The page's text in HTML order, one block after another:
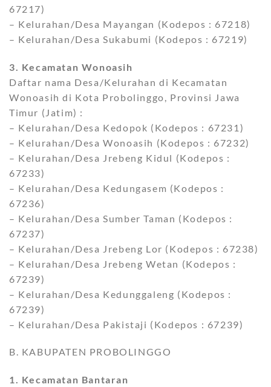
67217)
– Kelurahan/Desa Mayangan (Kodepos : 67218)
– Kelurahan/Desa Sukabumi (Kodepos : 67219)
3. Kecamatan Wonoasih
Daftar nama Desa/Kelurahan di Kecamatan
Wonoasih di Kota Probolinggo, Provinsi Jawa
Timur (Jatim) :
– Kelurahan/Desa Kedopok (Kodepos : 67231)
– Kelurahan/Desa Wonoasih (Kodepos : 67232)
– Kelurahan/Desa Jrebeng Kidul (Kodepos :
67233)
– Kelurahan/Desa Kedungasem (Kodepos :
67236)
– Kelurahan/Desa Sumber Taman (Kodepos :
67237)
– Kelurahan/Desa Jrebeng Lor (Kodepos : 67238)
– Kelurahan/Desa Jrebeng Wetan (Kodepos :
67239)
– Kelurahan/Desa Kedunggaleng (Kodepos :
67239)
– Kelurahan/Desa Pakistaji (Kodepos : 67239)
B. KABUPATEN PROBOLINGGO
1. Kecamatan Bantaran